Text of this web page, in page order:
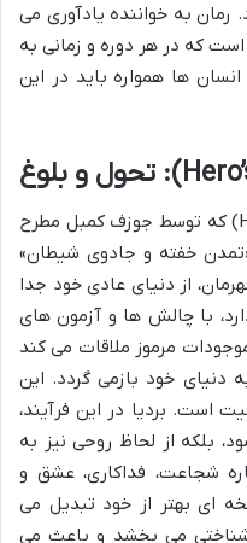
به خواننده یادآوری می
است که در هر دوره و زمانی به
ها همواره باید در این
الگوی «سفر قهرمان» (Hero’s Journey) که توسط جوزف کمبل مطرح
خفته و جادوی شیطان»
از دنیای عادی خود جدا
با چالش ها و آزمون های
مرموز ملاقات می کند
دنیای خود بازمی گردد. این
است. بردیا در این فرآیند،
بلکه از لحاظ روحی نیز به
شجاعت، فداکاری، عشق و
ای بهتر از خود تبدیل می
می بخشد و باعث می